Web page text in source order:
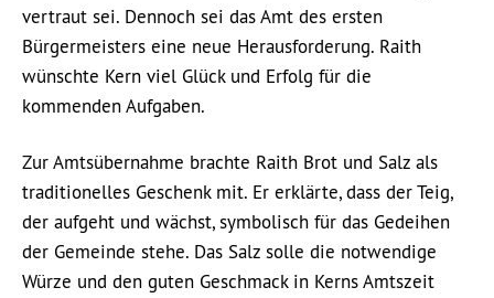
vertraut sei. Dennoch sei das Amt des ersten
Bürgermeisters eine neue Herausforderung. Raith
wünschte Kern viel Glück und Erfolg für die
kommenden Aufgaben.
Zur Amtsübernahme brachte Raith Brot und Salz als
traditionelles Geschenk mit. Er erklärte, dass der Teig,
der aufgeht und wächst, symbolisch für das Gedeihen
der Gemeinde stehe. Das Salz solle die notwendige
Würze und den guten Geschmack in Kerns Amtszeit